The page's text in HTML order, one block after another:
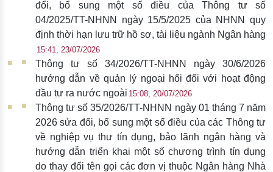
đổi, bổ sung một số điều của Thông tư số
04/2025/TT-NHNN ngày 15/5/2025 của NHNN quy
định thời hạn lưu trữ hồ sơ, tài liệu ngành Ngân hàng
15:41, 23/07/2026
Thông tư số 34/2026/TT-NHNN ngày 30/6/2026
hướng dẫn về quản lý ngoại hối đối với hoạt động
đầu tư ra nước ngoài 15:08, 20/07/2026
Thông tư số 35/2026/TT-NHNN ngày 01 tháng 7 năm
2026 sửa đổi, bổ sung một số điều của các Thông tư
về nghiệp vụ thư tín dụng, bảo lãnh ngân hàng và
hướng dẫn triển khai một số chương trình tín dụng
do thay đổi tên gọi các đơn vị thuộc Ngân hàng Nhà